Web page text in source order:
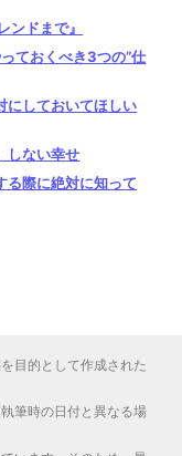
ンドまで』
ておくべき3つの”仕
にしておいてほしい
しない幸せ
る際に絶対に知って
目的として作成された
筆時の日付と異なる場